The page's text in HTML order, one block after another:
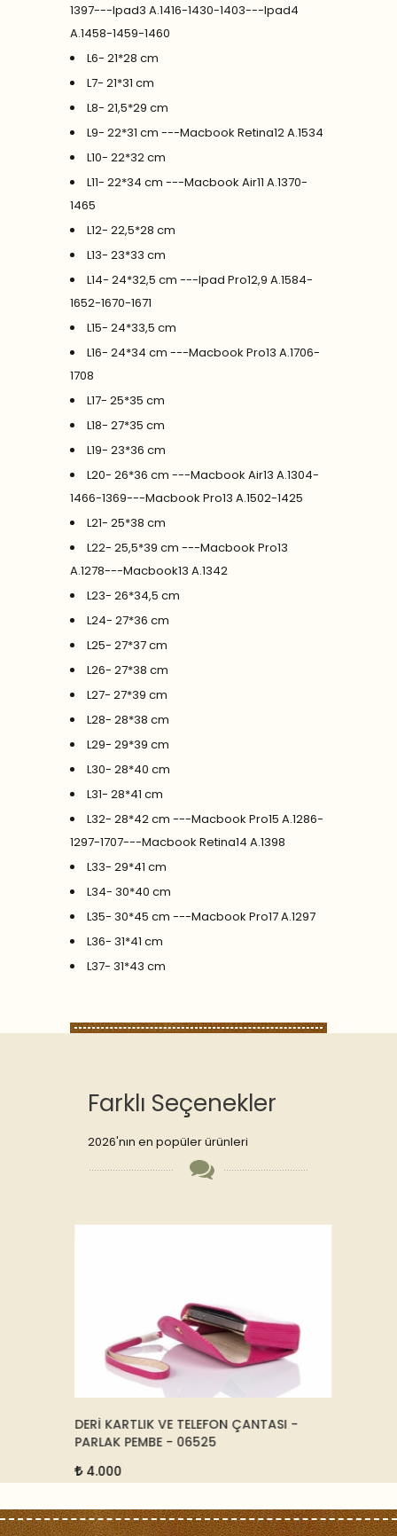
1397---Ipad3 A.1416-1430-1403---Ipad4
A.1458-1459-1460
L6- 21*28 cm
L7- 21*31 cm
L8- 21,5*29 cm
L9- 22*31 cm ---Macbook Retina12 A.1534
L10- 22*32 cm
L11- 22*34 cm ---Macbook Air11 A.1370-
1465
L12- 22,5*28 cm
L13- 23*33 cm
L14- 24*32,5 cm ---Ipad Pro12,9 A.1584-
1652-1670-1671
L15- 24*33,5 cm
L16- 24*34 cm ---Macbook Pro13 A.1706-
1708
L17- 25*35 cm
L18- 27*35 cm
L19- 23*36 cm
L20- 26*36 cm ---Macbook Air13 A.1304-
1466-1369---Macbook Pro13 A.1502-1425
L21- 25*38 cm
L22- 25,5*39 cm ---Macbook Pro13
A.1278---Macbook13 A.1342
L23- 26*34,5 cm
L24- 27*36 cm
L25- 27*37 cm
L26- 27*38 cm
L27- 27*39 cm
L28- 28*38 cm
L29- 29*39 cm
L30- 28*40 cm
L31- 28*41 cm
L32- 28*42 cm ---Macbook Pro15 A.1286-
1297-1707---Macbook Retina14 A.1398
L33- 29*41 cm
L34- 30*40 cm
L35- 30*45 cm ---Macbook Pro17 A.1297
L36- 31*41 cm
L37- 31*43 cm
Farklı Seçenekler
2026'nın en popüler ürünleri
DERİ KARTLIK VE TELEFON ÇANTASI -
PARLAK PEMBE - 06525
4.000